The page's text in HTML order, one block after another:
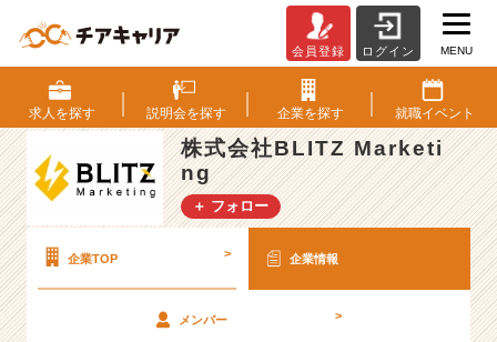
式
会
社
B
L
I
T
a
r
会員登録 ログイン MENU
求人を探す 説明会を探す 企業を探す 就職イベント
株式会社BLITZ Marketi
ng
＋ フォロー
企業TOP > 企業情報
メンバー >